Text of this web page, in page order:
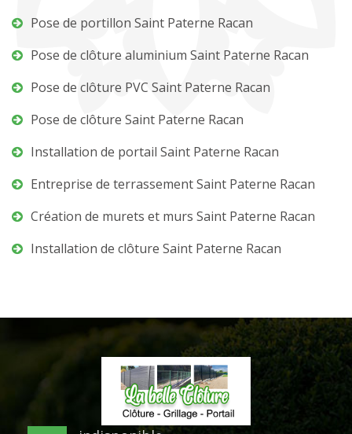
Pose de portillon Saint Paterne Racan
Pose de clôture aluminium Saint Paterne Racan
Pose de clôture PVC Saint Paterne Racan
Pose de clôture Saint Paterne Racan
Installation de portail Saint Paterne Racan
Entreprise de terrassement Saint Paterne Racan
Création de murets et murs Saint Paterne Racan
Installation de clôture Saint Paterne Racan